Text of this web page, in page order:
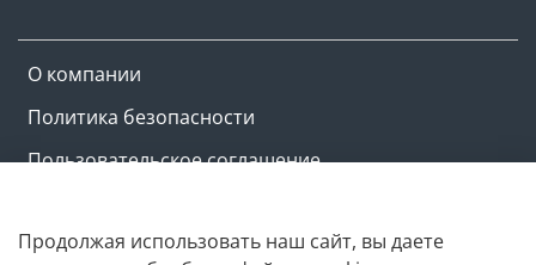
О компании
Политика безопасности
Пользовательское соглашение
Продолжая использовать наш сайт, вы даете